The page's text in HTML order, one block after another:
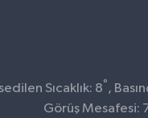
Sıcaklık: 8° ,
Görüş Mesafesi: